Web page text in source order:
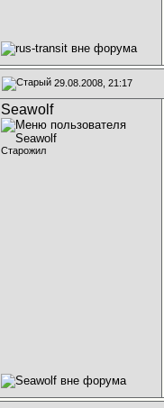
29.08.2008, 21:17
Seawolf
Старожил